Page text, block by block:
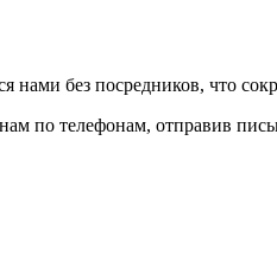
нами без посредников, что
по телефонам, отправив